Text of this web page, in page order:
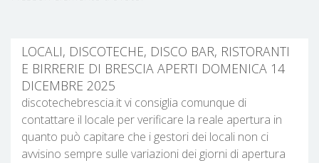
LOCALI, DISCOTECHE, DISCO BAR, RISTORANTI
E BIRRERIE DI BRESCIA APERTI DOMENICA 14
DICEMBRE 2025
discotechebrescia.it vi consiglia comunque di
contattare il locale per verificare la reale apertura in
quanto può capitare che i gestori dei locali non ci
avvisino sempre sulle variazioni dei giorni di apertura